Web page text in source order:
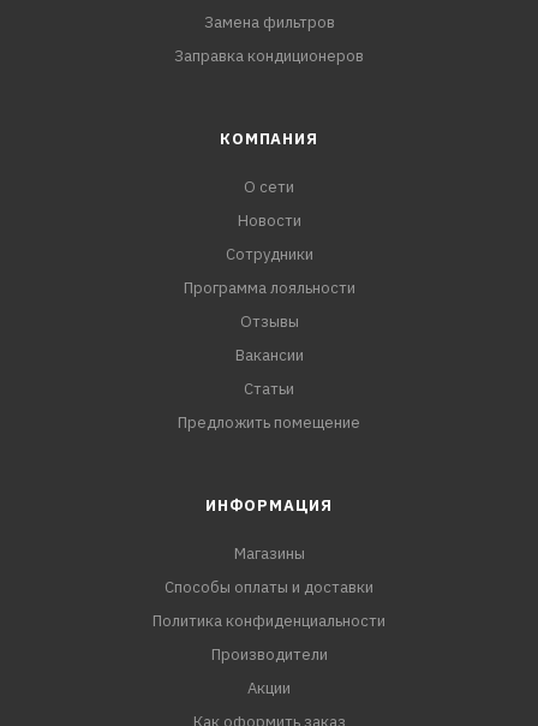
Замена фильтров
Заправка кондиционеров
КОМПАНИЯ
О сети
Новости
Сотрудники
Программа лояльности
Отзывы
Вакансии
Статьи
Предложить помещение
ИНФОРМАЦИЯ
Магазины
Способы оплаты и доставки
Политика конфиденциальности
Производители
Акции
Как оформить заказ